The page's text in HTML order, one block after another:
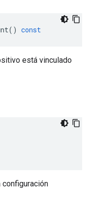
() const
está vinculado